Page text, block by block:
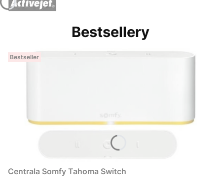
Bestsellery
Bestseller
Centrala Somfy Tahoma Switch